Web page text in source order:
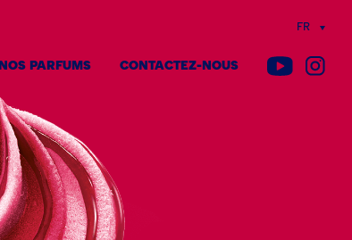
FR
NOS PARFUMS CONTACTEZ-NOUS